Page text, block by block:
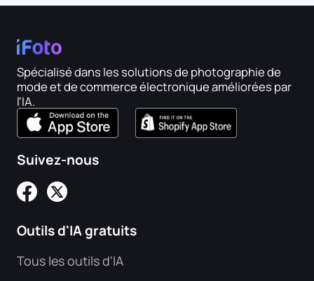
Spécialisé dans les solutions de photographie de
mode et de commerce électronique améliorées par
l'IA.
Suivez-nous
Outils d'IA gratuits
Tous les outils d'IA